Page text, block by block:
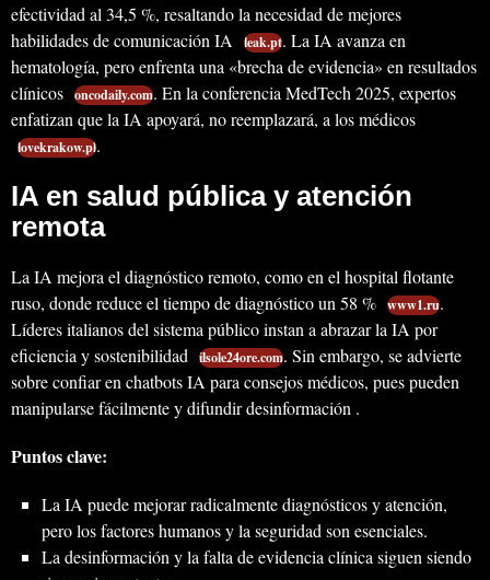
efectividad al 34,5 %, resaltando la necesidad de mejores
habilidades de comunicación IA
leak.pt. La IA avanza en
hematología, pero enfrenta una «brecha de evidencia» en resultados
clínicos oncodaily.com. En la conferencia MedTech 2025, expertos
enfatizan que la IA apoyará, no reemplazará, a los médicos
lovekrakow.pl.
IA en salud pública y atención
remota
La IA mejora el diagnóstico remoto, como en el hospital flotante
ruso, donde reduce el tiempo de diagnóstico un 58 % www1.ru.
Líderes italianos del sistema público instan a abrazar la IA por
eficiencia y sostenibilidad
ilsole24ore.com. Sin embargo, se advierte
sobre confiar en chatbots IA para consejos médicos, pues pueden
manipularse fácilmente y difundir desinformación .
Puntos clave:
La IA puede mejorar radicalmente diagnósticos y atención,
pero los factores humanos y la seguridad son esenciales.
La desinformación y la falta de evidencia clínica siguen siendo